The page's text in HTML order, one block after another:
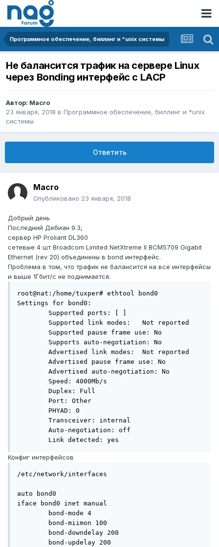
Программное обеспечение, биллинг и *unix системы
Не балансится трафик на сервере Linux
через Bonding интерфейс с LACP
Автор: Macro
23 января, 2018 в Программное обеспечение, биллинг и *unix
системы
Ответить
Macro
Опубликовано 23 января, 2018
Добрый день
Последний Дебиан 9.3,
сервер HP Proliant DL360
сетевые 4 шт Broadcom Limited NetXtreme II BCM5709 Gigabit
Ethernet (rev 20) объединены в bond интерфейс.
Проблема в том, что трафик не балансится на все интерфейсы
и выше 1Гбит/с не поднимается.
root@nat:/home/tuxper# ethtool bond0
Settings for bond0:
Supported ports: [ ]
Supported link modes:   Not reported
Supported pause frame use: No
Supports auto-negotiation: No
Advertised link modes:  Not reported
Advertised pause frame use: No
Advertised auto-negotiation: No
Speed: 4000Mb/s
Duplex: Full
Port: Other
PHYAD: 0
Transceiver: internal
Auto-negotiation: off
Конфиг интерфейсов
/etc/network/interfaces
auto bond0
iface bond0 inet manual
bond-mode 4
bond-miimon 100
bond-downdelay 200
bond-updelay 200